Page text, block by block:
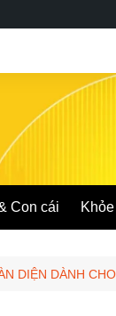
Con cái
DIỆN DÀNH